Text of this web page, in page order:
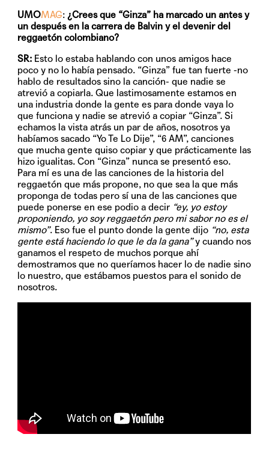
UMOMAG: ¿Crees que “Ginza” ha marcado un antes y
un después en la carrera de Balvin y el devenir del
reggaetón colombiano?
SR: Esto lo estaba hablando con unos amigos hace
poco y no lo había pensado. “Ginza” fue tan fuerte -no
hablo de resultados sino la canción- que nadie se
atrevió a copiarla. Que lastimosamente estamos en
una industria donde la gente es para donde vaya lo
que funciona y nadie se atrevió a copiar “Ginza”. Si
echamos la vista atrás un par de años, nosotros ya
habíamos sacado “Yo Te Lo Dije”, “6 AM”, canciones
que mucha gente quiso copiar y que prácticamente las
hizo igualitas. Con “Ginza” nunca se presentó eso.
Para mí es una de las canciones de la historia del
reggaetón que más propone, no que sea la que más
proponga de todas pero sí una de las canciones que
puede ponerse en ese podio a decir “ey, yo estoy
proponiendo, yo soy reggaetón pero mi sabor no es el
mismo”. Eso fue el punto donde la gente dijo “no, esta
gente está haciendo lo que le da la gana”y cuando nos
ganamos el respeto de muchos porque ahí
demostramos que no queríamos hacer lo de nadie sino
lo nuestro, que estábamos puestos para el sonido de
nosotros.